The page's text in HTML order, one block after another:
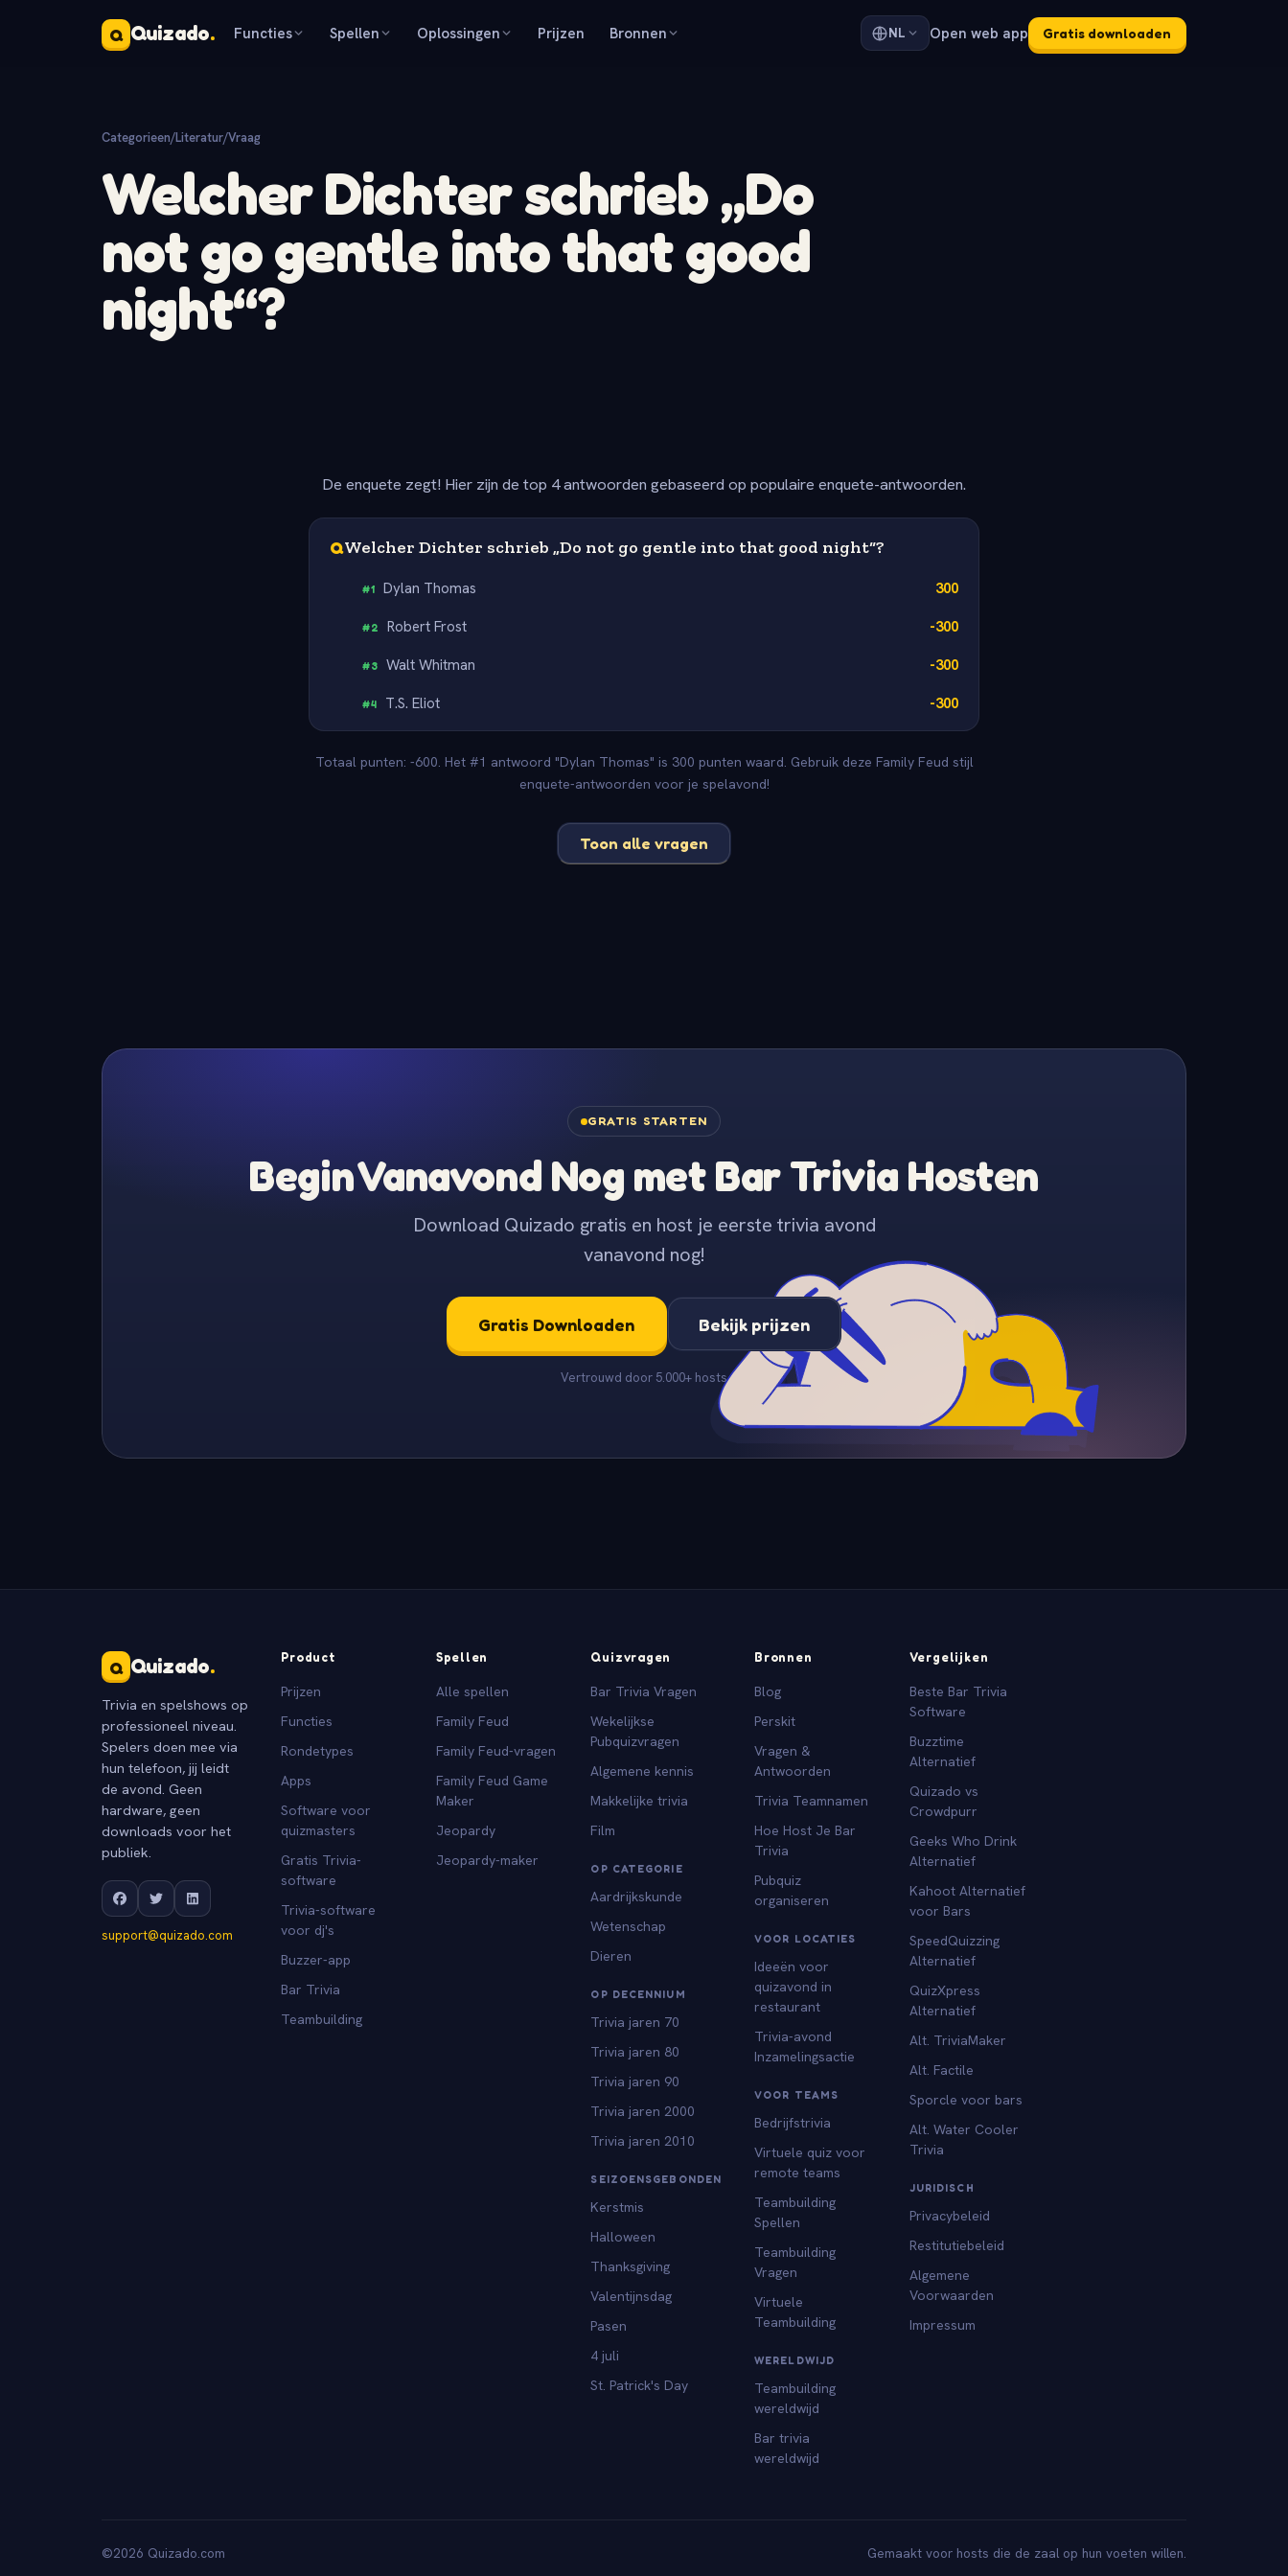
Q Quizado. Functies Spellen Oplossingen Prijzen Bronnen NL Open web app Gratis downloaden
Categorieen/Literatur/Vraag
Welcher Dichter schrieb „Do
not go gentle into that good
night“?
De enquete zegt! Hier zijn de top 4 antwoorden gebaseerd op populaire enquete-antwoorden.
QWelcher Dichter schrieb „Do not go gentle into that good night“?
#1 Dylan Thomas 300
#2 Robert Frost -300
#3 Walt Whitman -300
#4 T.S. Eliot -300
Totaal punten: -600. Het #1 antwoord "Dylan Thomas" is 300 punten waard. Gebruik deze Family Feud stijl
enquete-antwoorden voor je spelavond!
Toon alle vragen
GRATIS STARTEN
Begin Vanavond Nog met Bar Trivia Hosten
Download Quizado gratis en host je eerste trivia avond
vanavond nog!
Gratis Downloaden Bekijk prijzen
Vertrouwd door 5.000+ hosts
Q Quizado.
Trivia en spelshows op
professioneel niveau.
Spelers doen mee via
hun telefoon, jij leidt
de avond. Geen
hardware, geen
downloads voor het
publiek.
support@quizado.com
Product
Prijzen
Functies
Rondetypes
Apps
Software voor
quizmasters
Gratis Trivia-
software
Trivia-software
voor dj's
Buzzer-app
Bar Trivia
Teambuilding
Spellen
Alle spellen
Family Feud
Family Feud-vragen
Family Feud Game
Maker
Jeopardy
Jeopardy-maker
Quizvragen
Bar Trivia Vragen
Wekelijkse
Pubquizvragen
Algemene kennis
Makkelijke trivia
Film
OP CATEGORIE
Aardrijkskunde
Wetenschap
Dieren
OP DECENNIUM
Trivia jaren 70
Trivia jaren 80
Trivia jaren 90
Trivia jaren 2000
Trivia jaren 2010
SEIZOENSGEBONDEN
Kerstmis
Halloween
Thanksgiving
Valentijnsdag
Pasen
4 juli
St. Patrick's Day
Bronnen
Blog
Perskit
Vragen &
Antwoorden
Trivia Teamnamen
Hoe Host Je Bar
Trivia
Pubquiz
organiseren
VOOR LOCATIES
Ideeën voor
quizavond in
restaurant
Trivia-avond
Inzamelingsactie
VOOR TEAMS
Bedrijfstrivia
Virtuele quiz voor
remote teams
Teambuilding
Spellen
Teambuilding
Vragen
Virtuele
Teambuilding
WERELDWIJD
Teambuilding
wereldwijd
Bar trivia
wereldwijd
Vergelijken
Beste Bar Trivia
Software
Buzztime
Alternatief
Quizado vs
Crowdpurr
Geeks Who Drink
Alternatief
Kahoot Alternatief
voor Bars
SpeedQuizzing
Alternatief
QuizXpress
Alternatief
Alt. TriviaMaker
Alt. Factile
Sporcle voor bars
Alt. Water Cooler
Trivia
JURIDISCH
Privacybeleid
Restitutiebeleid
Algemene
Voorwaarden
Impressum
©2026 Quizado.com Gemaakt voor hosts die de zaal op hun voeten willen.